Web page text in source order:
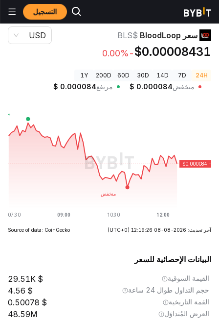
التسجيل أسعار العملات الرقمية
سعر BloodLoop $BLS
$0.00008431
-0.00%
USD
24H
7D
14D
30D
60D
200D
1Y
منخفض $ 0.000084 مرتفع $ 0.000084
آخر تحديث: 2026-08-08 12:19:26 (UTC+0)
Source of data: CoinGecko
البيانات الإحصائية للسعر
القيمة السوقية 29.51K
حجم التداول طوال 24 ساعة 4.56
القمة التاريخية 0.50078
العرض المُتداوَل 48.59M